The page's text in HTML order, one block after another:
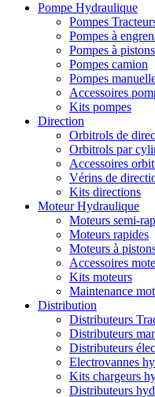
Pompe Hydraulique
Pompes
Pompes à
Pompes à pistons
Pompes camion
Pompes
Accessoires
Kits pompes
Direction
Orbitrols de
Orbitrols par
Accessoires
Vérins de
Kits directions
Moteur Hydraulique
Moteurs semi-
Moteurs rapides
Moteurs à
Accessoires
Kits moteurs
Maintenance
Distribution
Distributeurs
Distributeurs
Distributeurs
Electrovannes
Kits chargeurs
Distributeurs